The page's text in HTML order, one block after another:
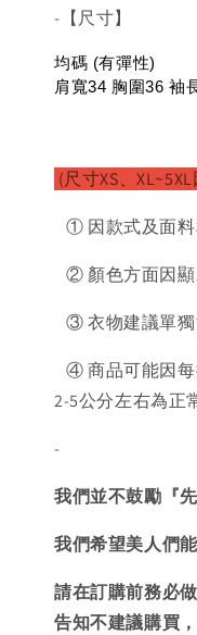
-【尺寸】
均碼 (有彈性)
肩寬34 胸圍36 袖
(尺寸XS、
① 因款式及面料
② 顏色方面因顯
③ 衣物建議單獨
④ 商品可能因每
2-5公分左右為正
-
我們並不鼓勵『
我們希望美人們
請在訂購前務必
告知不建議購買，